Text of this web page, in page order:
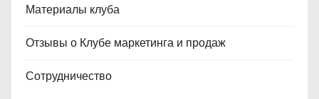
Материалы клуба
Отзывы о Клубе маркетинга и продаж
Сотрудничество